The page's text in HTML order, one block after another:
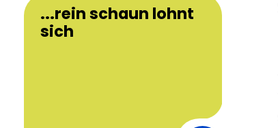
...rein schaun lohnt
sich